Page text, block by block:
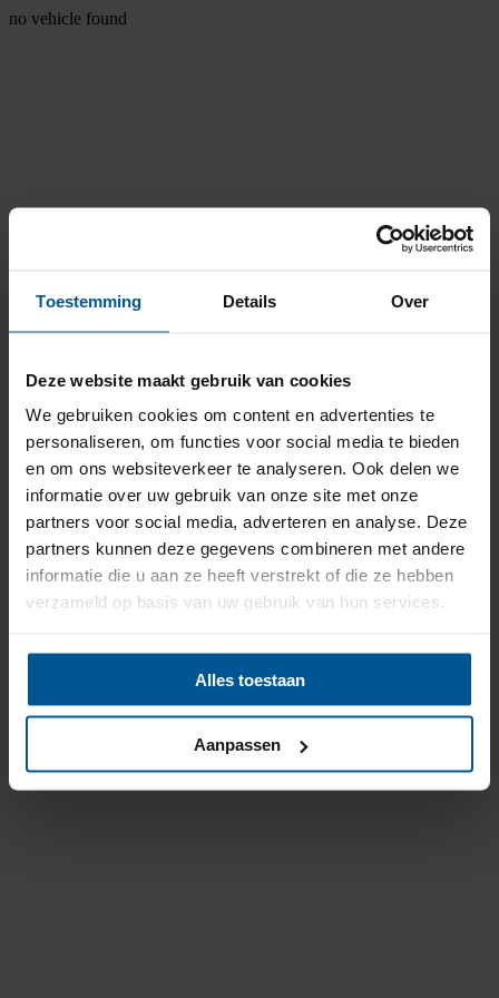
Toestemming Details Over
Deze website maakt gebruik van cookies
We gebruiken cookies om content en advertenties te
personaliseren, om functies voor social media te bieden
en om ons websiteverkeer te analyseren. Ook delen we
informatie over uw gebruik van onze site met onze
partners voor social media, adverteren en analyse. Deze
partners kunnen deze gegevens combineren met andere
informatie die u aan ze heeft verstrekt of die ze hebben
verzameld op basis van uw gebruik van hun services.
Alles toestaan
Aanpassen
no vehicle found